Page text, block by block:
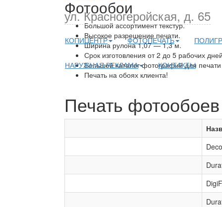
ул. Красногеройская, д. 65
КОПИЦЕНТР ФОТОПЕЧАТЬ
НАРУЖНАЯ РЕКЛАМА КОНТАКТЫ
Фотообои
Большой ассортимент текстур.
Высокое разрешение печати.
Ширина рулона 1,07 — 1,3 м.
Срок изготовления от 2 до 5 рабочих
Большой каталог фотографий для
Печать на обоях клиента!
Печать фотообоев